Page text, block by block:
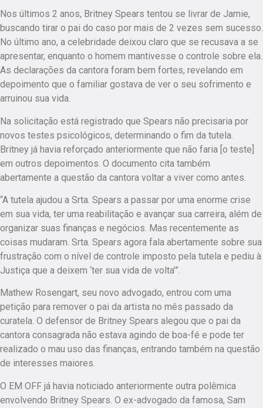
Nos últimos 2 anos, Britney Spears tentou se livrar de Jamie,
buscando tirar o pai do caso por mais de 2 vezes sem sucesso.
No último ano, a celebridade deixou claro que se recusava a se
apresentar, enquanto o homem mantivesse o controle sobre ela.
As declarações da cantora foram bem fortes, revelando em
depoimento que o familiar gostava de ver o seu sofrimento e
arruinou sua vida.
Na solicitação está registrado que Spears não precisaria por
novos testes psicológicos, determinando o fim da tutela.
Britney já havia reforçado anteriormente que não faria [o teste]
em outros depoimentos. O documento cita também
abertamente a questão da cantora voltar a viver como antes.
“A tutela ajudou a Srta. Spears a passar por uma enorme crise
em sua vida, ter uma reabilitação e avançar sua carreira, além de
organizar suas finanças e negócios. Mas recentemente as
coisas mudaram. Srta. Spears agora fala abertamente sobre sua
frustração com o nível de controle imposto pela tutela e pediu à
Justiça que a deixem ‘ter sua vida de volta’”.
Mathew Rosengart, seu novo advogado, entrou com uma
petição para remover o pai da artista no mês passado da
curatela. O defensor de Britney Spears alegou que o pai da
cantora consagrada não estava agindo de boa-fé e pode ter
realizado o mau uso das finanças, entrando também na questão
de interesses maiores.
O EM OFF já havia noticiado anteriormente outra polêmica
envolvendo Britney Spears. O ex-advogado da famosa, Sam